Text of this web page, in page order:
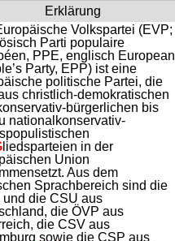
Erklärung
Volkspartei (EVP;
Parti populaire
PPE, englisch European
Party, EPP) ist eine
politische Partei, die
christlich-demokratischen
bürgerlichen bis
nationalkonservativ-
liedsparteien in der
Union
Aus dem
Sprachbereich sind die
und die CSU aus
die ÖVP aus
die CSV aus
sowie die CSP aus